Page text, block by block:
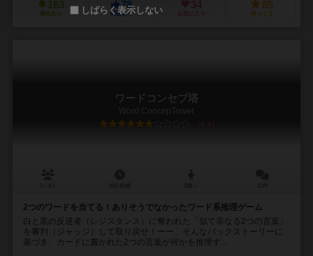
163
興味あり
78
経験あり
34
お気に入り
85
持ってる
ワードコンセプ塔
Word ConcepTower
6.4
2つのワードを当てる！ありそうでなかったワード系推理ゲーム
白と黒の反逆者（レジスタンス）に奪われた「似て非なる2つの言葉」
を審判（ジャッジ）して取り戻せ！ーー、そんなバックストーリーに
基づき、カードに書かれた2つの言葉が何かを推理す...
しばらく表示しない